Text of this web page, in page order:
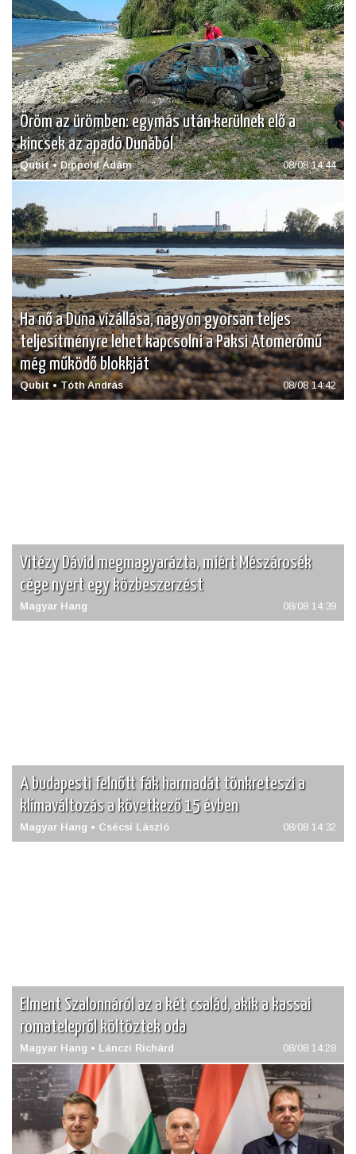
Öröm az ürömben: egymás után kerülnek elő a
kincsek az apadó Dunából
Qubit • Dippold Ádám 08/08 14:44
Ha nő a Duna vízállása, nagyon gyorsan teljes
teljesítményre lehet kapcsolni a Paksi Atomerőmű
még működő blokkját
Qubit • Tóth András 08/08 14:42
Vitézy Dávid megmagyarázta, miért Mészárosék
cége nyert egy közbeszerzést
Magyar Hang 08/08 14:39
A budapesti felnőtt fák harmadát tönkreteszi a
klímaváltozás a következő 15 évben
Magyar Hang • Csécsi László 08/08 14:32
Elment Szalonnáról az a két család, akik a kassai
romatelepről költöztek oda
Magyar Hang • Lánczi Richárd 08/08 14:28